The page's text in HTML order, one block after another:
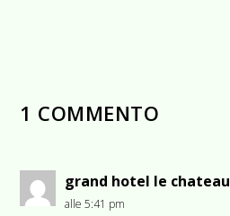
1 COMMENTO
grand hotel le chateau
alle 5:41 pm